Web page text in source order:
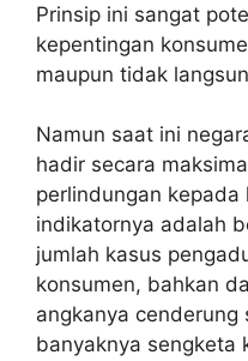
Prinsip ini sangat
kepentingan
maupun tidak
Namun saat ini
hadir secara
perlindungan kepada
indikatornya adalah
jumlah kasus
konsumen, bahkan
angkanya cenderung
banyaknya sengketa